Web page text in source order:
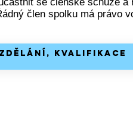
člen spolku má právo